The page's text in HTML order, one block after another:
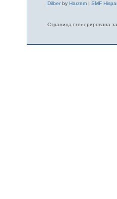
Dilberby Harzem| SMF
Страница сгенерирована